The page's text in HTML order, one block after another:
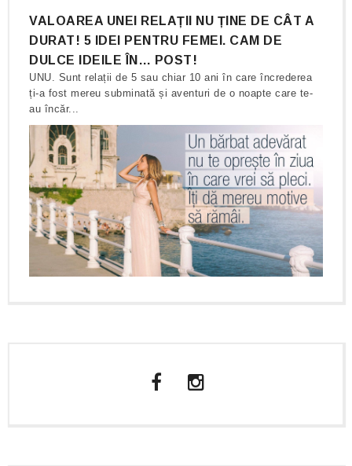
VALOAREA UNEI RELAȚII NU ȚINE DE CÂT A
DURAT! 5 IDEI PENTRU FEMEI. CAM DE
DULCE IDEILE ÎN… POST!
UNU. Sunt relații de 5 sau chiar 10 ani în care încrederea
ți-a fost mereu subminată și aventuri de o noapte care te-
au încăr...